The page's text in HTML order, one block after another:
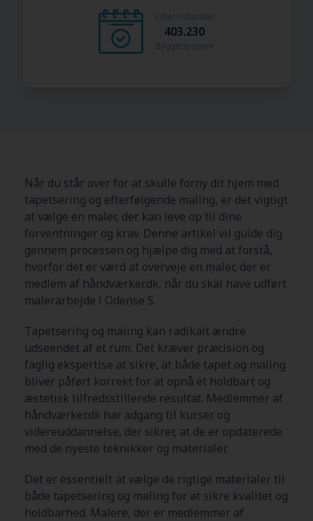
Vi har indsamlet
403.230
Byggeopgaver
Når du står over for at skulle forny dit hjem med
tapetsering og efterfølgende maling, er det vigtigt
at vælge en maler, der kan leve op til dine
forventninger og krav. Denne artikel vil guide dig
gennem processen og hjælpe dig med at forstå,
hvorfor det er værd at overveje en maler, der er
medlem af håndværker.dk, når du skal have udført
malerarbejde i Odense S.
Tapetsering og maling kan radikalt ændre
udseendet af et rum. Det kræver præcision og
faglig ekspertise at sikre, at både tapet og maling
bliver påført korrekt for at opnå et holdbart og
æstetisk tilfredsstillende resultat. Medlemmer af
håndværker.dk har adgang til kurser og
videreuddannelse, der sikrer, at de er opdaterede
med de nyeste teknikker og materialer.
Det er essentielt at vælge de rigtige materialer til
både tapetsering og maling for at sikre kvalitet og
holdbarhed. Malere, der er medlemmer af